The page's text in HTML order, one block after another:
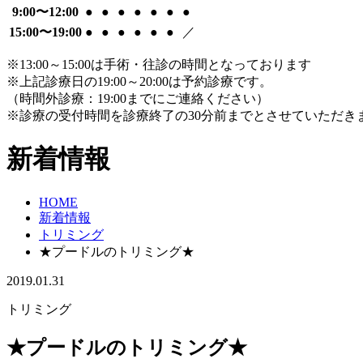
9:00〜12:00 ● ● ● ● ● ●
●
15:00〜19:00 ● ● ● ● ● ● ／
※13:00～15:00は手術・往診の時間となっております
※上記診療日の19:00～20:00は予約診療です。
（時間外診療：19:00までにご連絡ください）
※診療の受付時間を診療終了の30分前までとさせていただき
新着情報
HOME
新着情報
トリミング
★プードルのトリミング★
2019.01.31
トリミング
★プードルのトリミング★